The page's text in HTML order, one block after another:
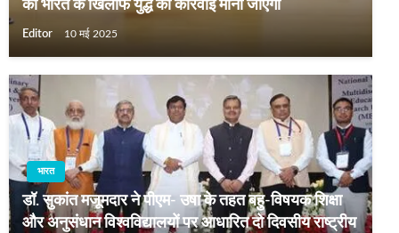
को भारत के खिलाफ युद्ध की कार्रवाई माना जाएगा
Editor 10 मई 2025
भारत
डॉ. सुकांत मजूमदार ने पीएम- उषा के तहत बहु-विषयक शिक्षा
और अनुसंधान विश्वविद्यालयों पर आधारित दो दिवसीय राष्ट्रीय